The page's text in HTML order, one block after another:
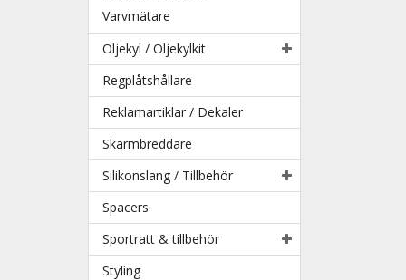
Varvmätare
Oljekyl / Oljekylkit
Regplåtshållare
Reklamartiklar / Dekaler
Skärmbreddare
Silikonslang / Tillbehör
Spacers
Sportratt & tillbehör
Styling